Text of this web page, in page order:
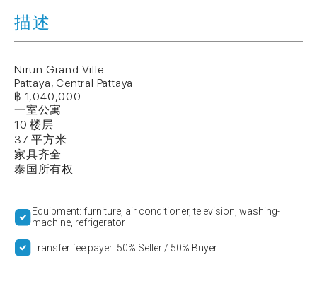
描述
Nirun Grand Ville
Pattaya, Central Pattaya
฿ 1,040,000
一室公寓
10 楼层
37 平方米
家具齐全
泰国所有权
Equipment: furniture, air conditioner, television, washing-
machine, refrigerator
Transfer fee payer: 50% Seller / 50% Buyer